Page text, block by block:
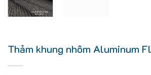
Thảm khung nhôm Aluminum